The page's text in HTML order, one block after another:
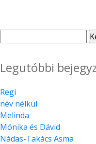
Legutóbbi
Regi
név nélkül
Melinda
Mónika és Dávid
Nádas-Takács Asma